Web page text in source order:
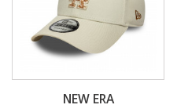
NEW ERA